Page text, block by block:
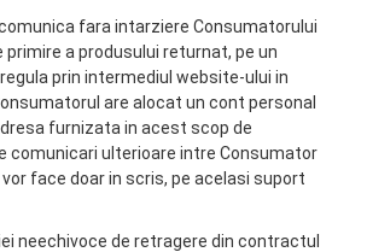
fara intarziere Consumatorului
a produsului returnat, pe un
prin intermediul website-ului in
are alocat un cont personal
furnizata in acest scop de
comunicari ulterioare intre Consumator
face doar in scris, pe acelasi suport
neechivoce de retragere din contractul